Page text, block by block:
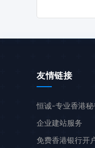
友情链接
恒诚-专业香港秘
企业建站服务
免费香港银行开